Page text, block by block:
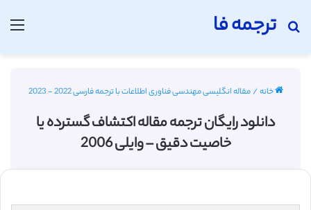
ترجمه فا
جستجو برای
خانه/مقاله انگلیسی مهندسی فناوری اطلاعات با ترجمه فارسی 2022 - 2023
دانلود رایگان ترجمه مقاله اکتشاف گسترده یا
خاصیت دقیق – وایلی 2006